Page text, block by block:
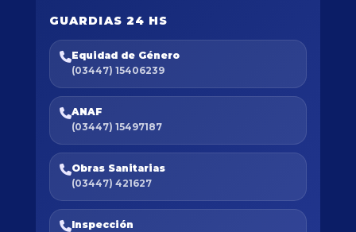
GUARDIAS 24 HS
Equidad de Género
(03447) 15406239
ANAF
(03447) 15497187
Obras Sanitarias
(03447) 421627
Inspección